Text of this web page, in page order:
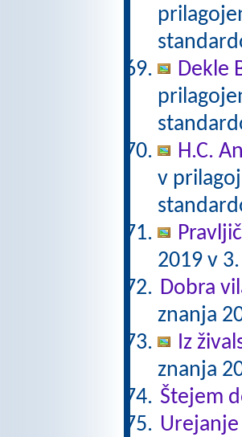
Dekle
H.C.
v
2019 v
Dobra
znanja
Iz
znanja
Štejem